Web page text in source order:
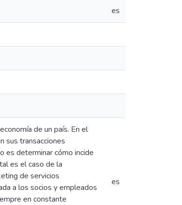
es
de un país. En el
sus transacciones
es determinar cómo incide
es el caso de la
de servicios
a los socios y empleados
en constante
es